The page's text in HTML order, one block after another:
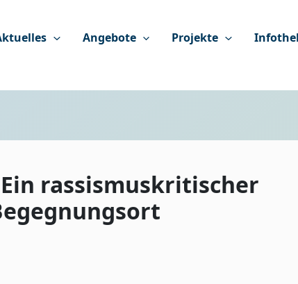
Angebote Projekte
rassismuskritischer